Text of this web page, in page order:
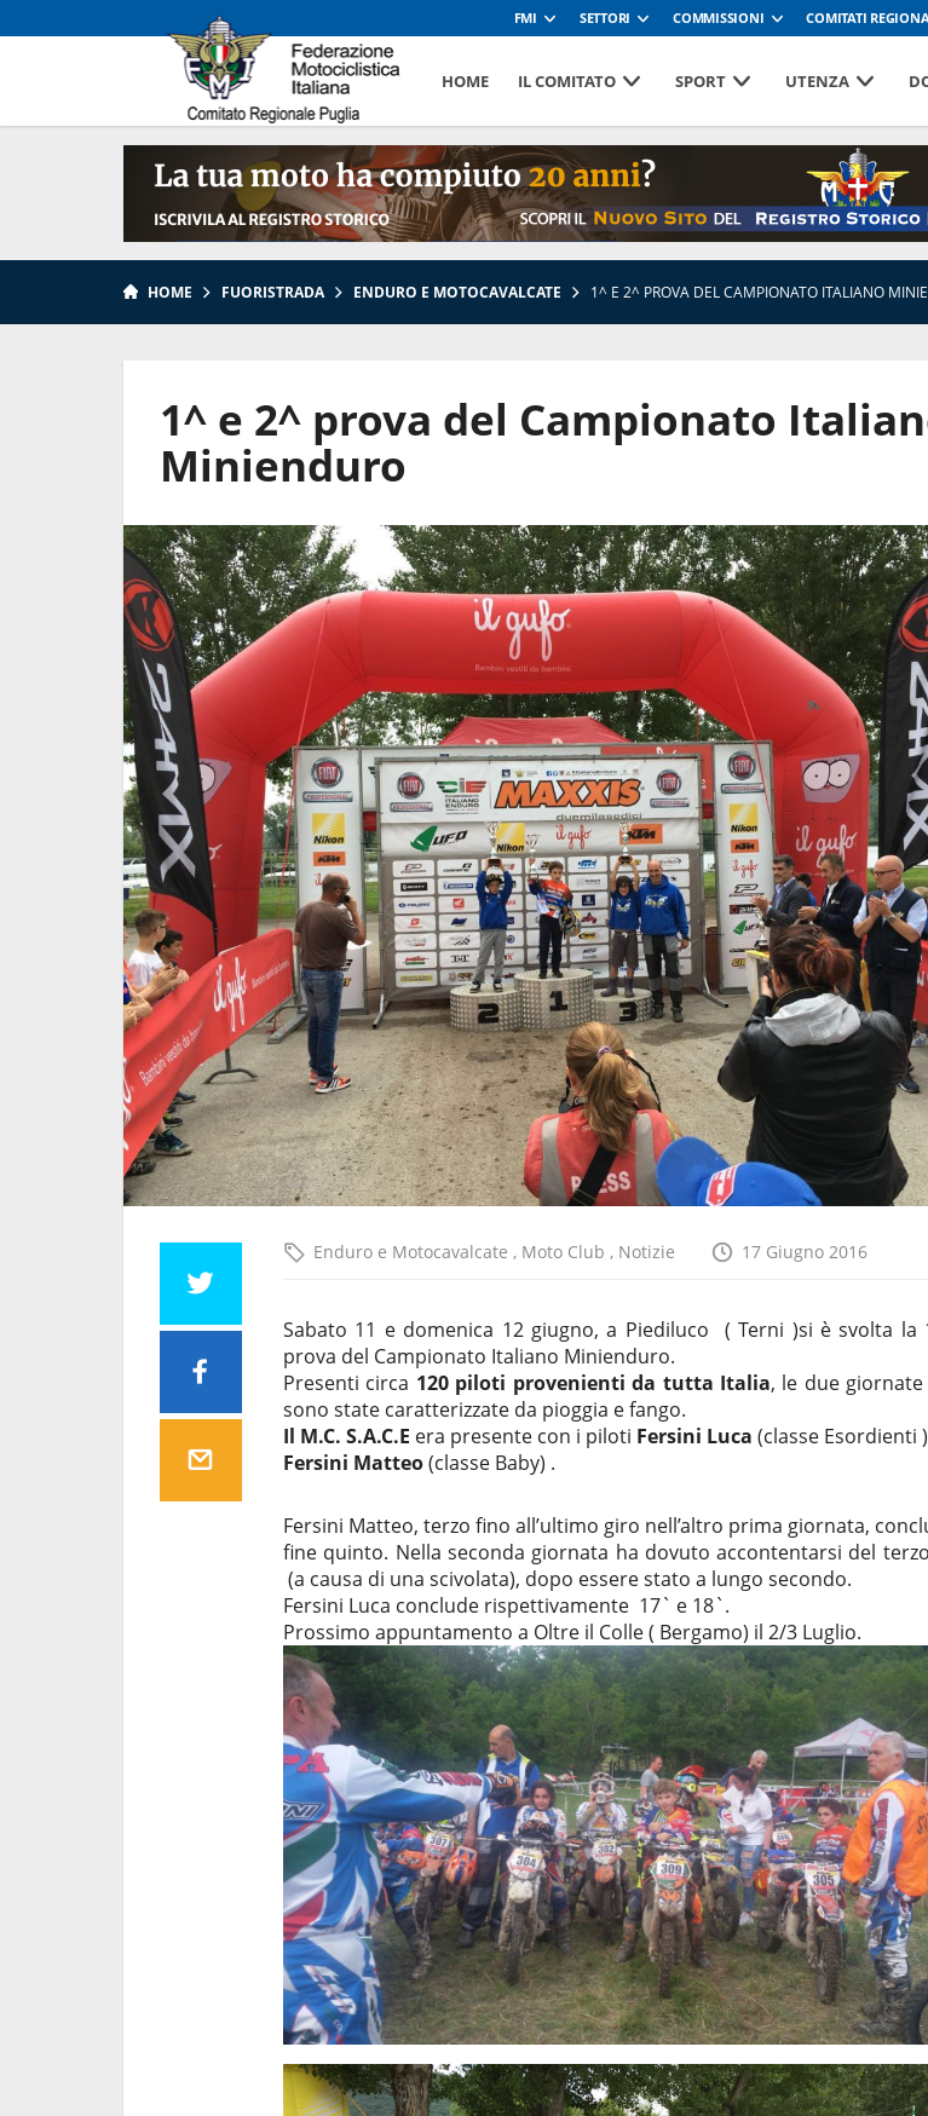
FMI SETTORI COMMISSIONI COMITATI
HOME IL COMITATO SPORT UTENZA
HOME FUORISTRADA ENDURO E MOTOCAVALCATE 1^ E 2^ PROVA DEL CAMPIONATO ITALIANO
1^ e 2^ prova del Campionato
Minienduro
Enduro e Motocavalcate , Moto Club , Notizie 17 Giugno 2016
Sabato 11 e domenica 12 giugno, a Piediluco ( Terni )si è svolta la
prova del Campionato Italiano Minienduro.
Presenti circa 120 piloti provenienti da tutta Italia, le due
sono state caratterizzate da pioggia e fango.
Il M.C. S.A.C.E era presente con i piloti Fersini Luca (classe Esordienti
Fersini Matteo(classe Baby) .
Fersini Matteo, terzo fino all’ultimo giro nell’altro prima giornata,
fine quinto. Nella seconda giornata ha dovuto accontentarsi del
(a causa di una scivolata), dopo essere stato a lungo secondo.
Fersini Luca conclude rispettivamente 17` e 18`.
Prossimo appuntamento a Oltre il Colle ( Bergamo) il 2/3 Luglio.
BIKER
AGGIORNATO IL CALENDARIO
TURISMO BIKER 2026 CON
L'INSERIMENTO DI DUE…
26 Marzo 2026
PREMIAZIONE
INCONTRO CON I
A…
5 Gennaio 2026